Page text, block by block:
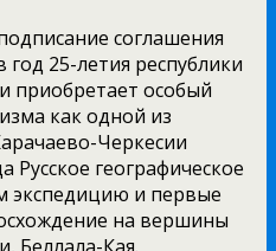
соглашения
25-летия республики
приобретает особый
как одной из
Черкесии
Русское географическое
экспедицию и первые
на вершины